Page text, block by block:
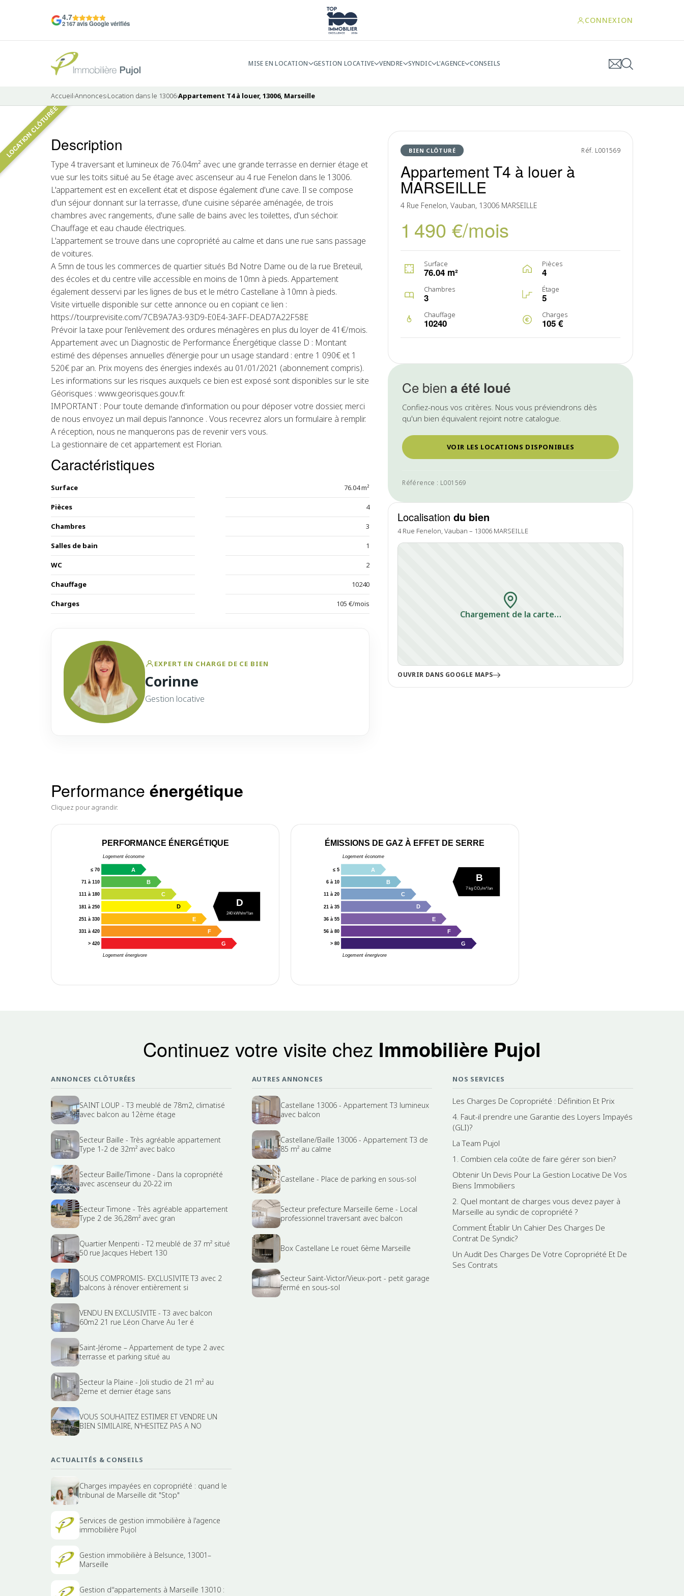
4.7
2 167 avis Google vérifiés CONNEXION
MISE EN LOCATION GESTION LOCATIVE VENDRE SYNDIC L'AGENCE CONSEILS
Accueil›Annonces›Location dans le 13006›Appartement T4 à louer, 13006, Marseille
LOCATION CLÔTURÉE BIEN CLÔTURÉ Réf. L001569
Appartement T4 à louer à
MARSEILLE
4 Rue Fenelon, Vauban, 13006 MARSEILLE
1 490 €/mois
Surface
76.04 m²
Pièces
4
Chambres
3
Étage
5
Chauffage
10240
Charges
105 €
Ce biena été loué
Confiez-nous vos critères. Nous vous préviendrons dès
qu'un bien équivalent rejoint notre catalogue.
VOIR LES LOCATIONS DISPONIBLES
Référence : L001569
Localisationdu bien
4 Rue Fenelon, Vauban – 13006 MARSEILLE
Chargement de la carte…
OUVRIR DANS GOOGLE MAPS
LOUÉ
Description
Type 4 traversant et lumineux de 76.04m² avec une grande terrasse en dernier étage et
vue sur les toits siitué au 5e étage avec ascenseur au 4 rue Fenelon dans le 13006.
L'appartement est en excellent état et dispose également d'une cave. Il se compose
d'un séjour donnant sur la terrasse, d'une cuisine séparée aménagée, de trois
chambres avec rangements, d'une salle de bains avec les toilettes, d'un séchoir.
Chauffage et eau chaude électriques.
L'appartement se trouve dans une copropriété au calme et dans une rue sans passage
de voitures.
A 5mn de tous les commerces de quartier situés Bd Notre Dame ou de la rue Breteuil,
des écoles et du centre ville accessible en moins de 10mn à pieds. Appartement
également desservi par les lignes de bus et le métro Castellane à 10mn à pieds.
Visite virtuelle disponible sur cette annonce ou en copiant ce lien :
https://tour.previsite.com/7CB9A7A3-93D9-E0E4-3AFF-DEAD7A22F58E
Prévoir la taxe pour l'enlèvement des ordures ménagères en plus du loyer de 41€/mois.
Appartement avec un Diagnostic de Performance Énergétique classe D : Montant
estimé des dépenses annuelles d’énergie pour un usage standard : entre 1 090€ et 1
520€ par an. Prix moyens des énergies indexés au 01/01/2021 (abonnement compris).
Les informations sur les risques auxquels ce bien est exposé sont disponibles sur le site
Géorisques : www.georisques.gouv.fr.
IMPORTANT : Pour toute demande d'information ou pour déposer votre dossier, merci
de nous envoyez un mail depuis l'annonce . Vous recevrez alors un formulaire à remplir.
A réception, nous ne manquerons pas de revenir vers vous.
La gestionnaire de cet appartement est Florian.
Caractéristiques
Surface 76.04 m²
Pièces 4
Chambres 3
Salles de bain 1
WC 2
Chauffage 10240
Charges 105 €/mois
EXPERT EN CHARGE DE CE BIEN
Corinne
Gestion locative
Performance énergétique
Cliquez pour agrandir.
PERFORMANCE ÉNERGÉTIQUE
Logement économe
Logement énergivore
≤ 70 A
71 à 110 B
111 à 180 C
181 à 250 D
251 à 330 E
331 à 420 F
> 420 G
D
240 kWh/m²/an
ÉMISSIONS DE GAZ À EFFET DE SERRE
Logement économe
Logement énergivore
≤ 5 A
6 à 10 B
11 à 20 C
21 à 35 D
36 à 55 E
56 à 80 F
> 80 G
B
7 kg CO₂/m²/an
Continuez votre visite chez Immobilière Pujol
ANNONCES CLÔTURÉES
SAINT LOUP - T3 meublé de 78m2, climatisé
avec balcon au 12ème étage
Secteur Baille - Très agréable appartement
Type 1-2 de 32m² avec balco
Secteur Baille/Timone - Dans la copropriété
avec ascenseur du 20-22 im
Secteur Timone - Très agréable appartement
Type 2 de 36,28m² avec gran
Quartier Menpenti - T2 meublé de 37 m² situé
50 rue Jacques Hebert 130
SOUS COMPROMIS- EXCLUSIVITE T3 avec 2
balcons à rénover entièrement si
VENDU EN EXCLUSIVITE - T3 avec balcon
60m2 21 rue Léon Charve Au 1er é
Saint-Jérome – Appartement de type 2 avec
terrasse et parking situé au
Secteur la Plaine - Joli studio de 21 m² au
2eme et dernier étage sans
VOUS SOUHAITEZ ESTIMER ET VENDRE UN
BIEN SIMILAIRE, N'HESITEZ PAS A NO
AUTRES ANNONCES
Castellane 13006 - Appartement T3 lumineux
avec balcon
Castellane/Baille 13006 - Appartement T3 de
85 m² au calme
Castellane - Place de parking en sous-sol
Secteur prefecture Marseille 6eme - Local
professionnel traversant avec balcon
Box Castellane Le rouet 6ème Marseille
Secteur Saint-Victor/Vieux-port - petit garage
fermé en sous-sol
NOS SERVICES
Les Charges De Copropriété : Définition Et Prix
4. Faut-il prendre une Garantie des Loyers Impayés
(GLI)?
La Team Pujol
1. Combien cela coûte de faire gérer son bien?
Obtenir Un Devis Pour La Gestion Locative De Vos
Biens Immobiliers
2. Quel montant de charges vous devez payer à
Marseille au syndic de copropriété ?
Comment Établir Un Cahier Des Charges De
Contrat De Syndic?
Un Audit Des Charges De Votre Copropriété Et De
Ses Contrats
ACTUALITÉS & CONSEILS
Charges impayées en copropriété : quand le
tribunal de Marseille dit "Stop"
Services de gestion immobilière à l'agence
immobilière Pujol
Gestion immobilière à Belsunce, 13001–
Marseille
Gestion d''appartements à Marseille 13010 :